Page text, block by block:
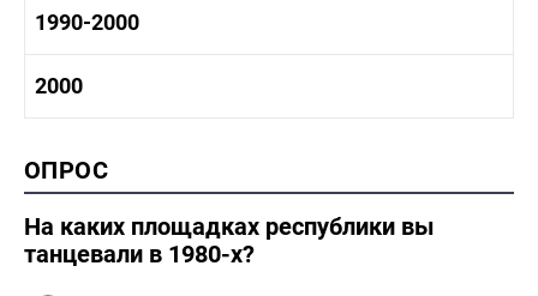
1970 - 1980 быт
1980 -1990 история
1990-2000
2000
2000 промышленность
2000 культура
ОПРОС
На каких площадках республики вы
танцевали в 1980-х?